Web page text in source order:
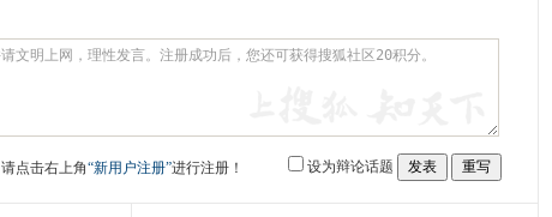
点击右上角“新用户注册”进行注册！ 设为辩论话题